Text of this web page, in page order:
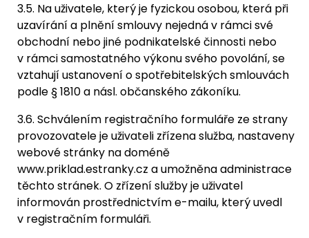
3.5. Na uživatele, který je fyzickou osobou, která při
uzavírání a plnění smlouvy nejedná v rámci své
obchodní nebo jiné podnikatelské činnosti nebo
v rámci samostatného výkonu svého povolání, se
vztahují ustanovení o spotřebitelských smlouvách
podle § 1810 a násl. občanského zákoníku.
3.6. Schválením registračního formuláře ze strany
provozovatele je uživateli zřízena služba, nastaveny
webové stránky na doméně
www.priklad.estranky.cz a umožněna administrace
těchto stránek. O zřízení služby je uživatel
informován prostřednictvím e-mailu, který uvedl
v registračním formuláři.